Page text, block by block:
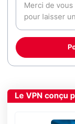
Le VPN conçu